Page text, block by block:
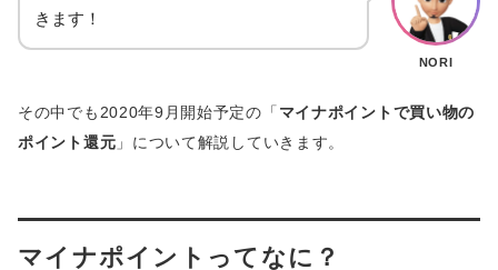
きます！
NORI
その中でも2020年9月開始予定の「 マイナポイントで買い物の
ポイント還元 」について解説していきます。
マイナポイントってなに？